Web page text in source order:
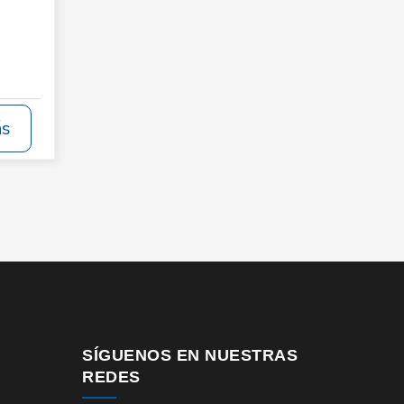
SÍGUENOS EN NUESTRAS
REDES